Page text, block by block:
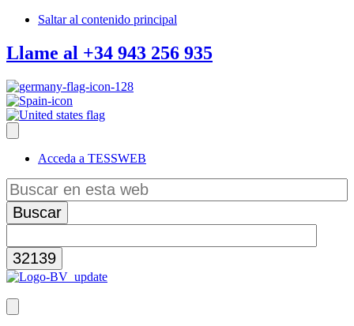
Saltar al contenido principal
Llame al +34 943 256 935
Acceda a TESSWEB
Buscar
en
esta
web